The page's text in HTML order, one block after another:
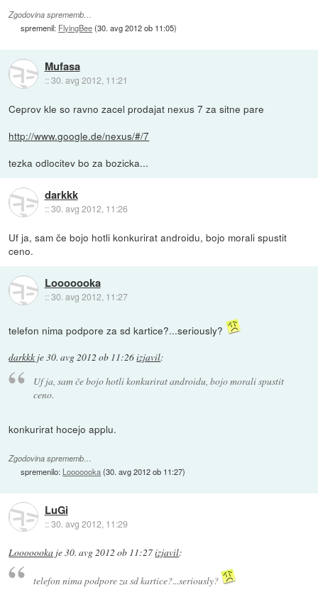
Zgodovina sprememb…
spremenil: FlyingBee(30. avg 2012 ob 11:05)
Mufasa
::30. avg 2012, 11:21
Ceprov kle so ravno zacel prodajat nexus 7 za sitne pare
http://www.google.de/nexus/#/7
tezka odlocitev bo za bozicka...
darkkk
::30. avg 2012, 11:26
Uf ja, sam če bojo hotli konkurirat androidu, bojo morali spustit
ceno.
Looooooka
::30. avg 2012, 11:27
telefon nima podpore za sd kartice?...seriously?
darkkk je30. avg 2012 ob 11:26izjavil:
Uf ja, sam če bojo hotli konkurirat androidu, bojo morali spustit
ceno.
konkurirat hocejo applu.
Zgodovina sprememb…
spremenilo: Looooooka(30. avg 2012 ob 11:27)
LuGi
::30. avg 2012, 11:29
Looooooka je30. avg 2012 ob 11:27izjavil:
telefon nima podpore za sd kartice?...seriously?